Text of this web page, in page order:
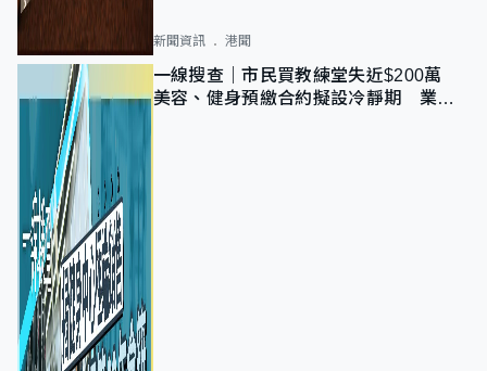
新聞資訊 港聞
一線搜查｜市民買教練堂失近$200萬
美容、健身預繳合約擬設冷靜期 業界